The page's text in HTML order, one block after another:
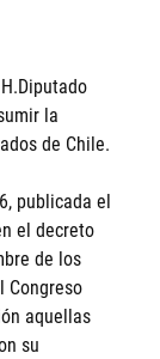
la
de Chile.
publicada el
el decreto
de los
Congreso
aquellas
su